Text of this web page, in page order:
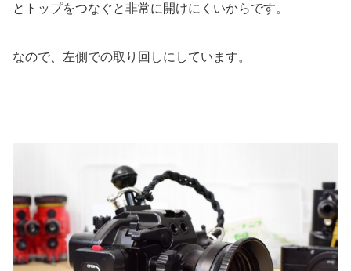
とトップをつなぐと非常に開けにくいからです。
なので、左側での取り回しにしています。